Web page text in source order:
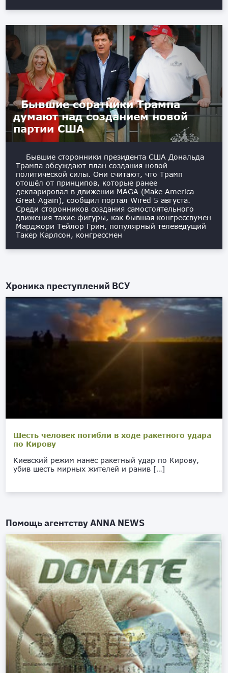
Бывшие соратники Трампа
думают над созданием новой
партии США
Бывшие сторонники президента США Дональда
Трампа обсуждают план создания новой
политической силы. Они считают, что Трамп
отошёл от принципов, которые ранее
декларировал в движении MAGA (Make America
Great Again), сообщил портал Wired 5 августа.
Среди сторонников создания самостоятельного
движения такие фигуры, как бывшая конгрессвумен
Марджори Тейлор Грин, популярный телеведущий
Такер Карлсон, конгрессмен
Хроника преступлений ВСУ
Шесть человек погибли в ходе ракетного удара
по Кирову
Киевский режим нанёс ракетный удар по Кирову,
убив шесть мирных жителей и ранив […]
Помощь агентствуANNA NEWS